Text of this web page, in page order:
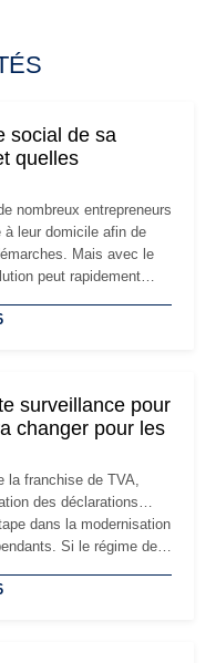
social de sa
quelles
nombreux entrepreneurs
leur domicile afin de
Mais avec le
peut rapidement
marque… Le
surveillance pour
changer pour les
la franchise de TVA,
des déclarations…
dans la modernisation
Si le régime de
à un environnement